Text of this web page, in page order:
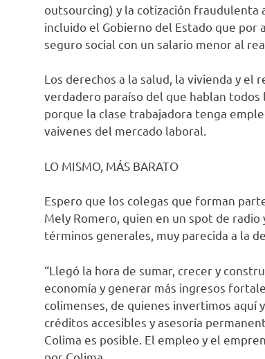
outsourcing) y la cotización fraudulenta
incluido el Gobierno del Estado que por
seguro social con un salario menor al
Los derechos a la salud, la vivienda y el
verdadero paraíso del que hablan
porque la clase trabajadora tenga
vaivenes del mercado laboral.
LO MISMO, MÁS BARATO
Espero que los colegas que forman
Mely Romero, quien en un spot de
términos generales, muy parecida a la
“Llegó la hora de sumar, crecer y
economía y generar más ingresos
colimenses, de quienes invertimos aquí
créditos accesibles y asesoría
Colima es posible. El empleo y el